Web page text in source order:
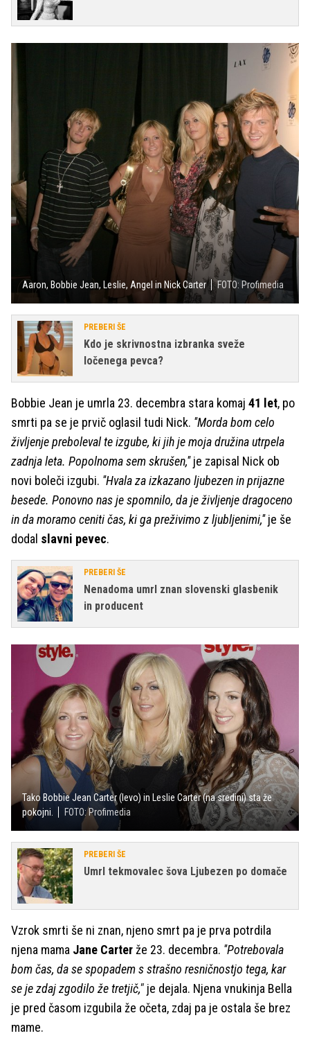
Aaron, Bobbie Jean, Leslie, Angel in Nick Carter FOTO: Profimedia
PREBERI ŠE
Kdo je skrivnostna izbranka sveže
ločenega pevca?
Bobbie Jean je umrla 23. decembra stara komaj 41 let, po
smrti pa se je prvič oglasil tudi Nick. ''Morda bom celo
življenje preboleval te izgube, ki jih je moja družina utrpela
zadnja leta. Popolnoma sem skrušen,''je zapisal Nick ob
novi boleči izgubi. ''Hvala za izkazano ljubezen in prijazne
besede. Ponovno nas je spomnilo, da je življenje dragoceno
in da moramo ceniti čas, ki ga preživimo z ljubljenimi,''je še
dodal slavni pevec.
PREBERI ŠE
Nenadoma umrl znan slovenski glasbenik
in producent
Tako Bobbie Jean Carter (levo) in Leslie Carter (na sredini) sta že
pokojni.
FOTO: Profimedia
PREBERI ŠE
Umrl tekmovalec šova Ljubezen po domače
Vzrok smrti še ni znan, njeno smrt pa je prva potrdila
njena mama Jane Carterže 23. decembra. ''Potrebovala
bom čas, da se spopadem s strašno resničnostjo tega, kar
se je zdaj zgodilo že tretjič," je dejala. Njena vnukinja Bella
je pred časom izgubila že očeta, zdaj pa je ostala še brez
mame.